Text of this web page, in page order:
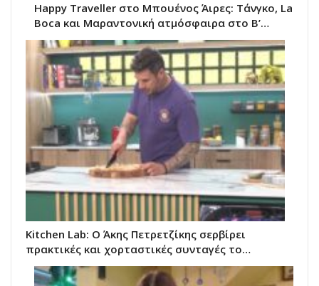
Happy Traveller στο Μπουένος Άιρες: Τάνγκο, La
Boca και Μαραντονική ατμόσφαιρα στο Β’…
Kitchen Lab: Ο Άκης Πετρετζίκης σερβίρει
πρακτικές και χορταστικές συνταγές το…